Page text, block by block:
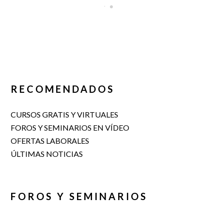
RECOMENDADOS
CURSOS GRATIS Y VIRTUALES
FOROS Y SEMINARIOS EN VÍDEO
OFERTAS LABORALES
ÚLTIMAS NOTICIAS
FOROS Y SEMINARIOS